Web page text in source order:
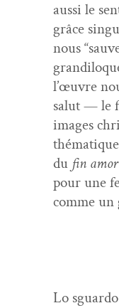
aus­si le
grâce
nous
l’œu­vre
salut — le
images
du fin
pour une
comme un
Lo